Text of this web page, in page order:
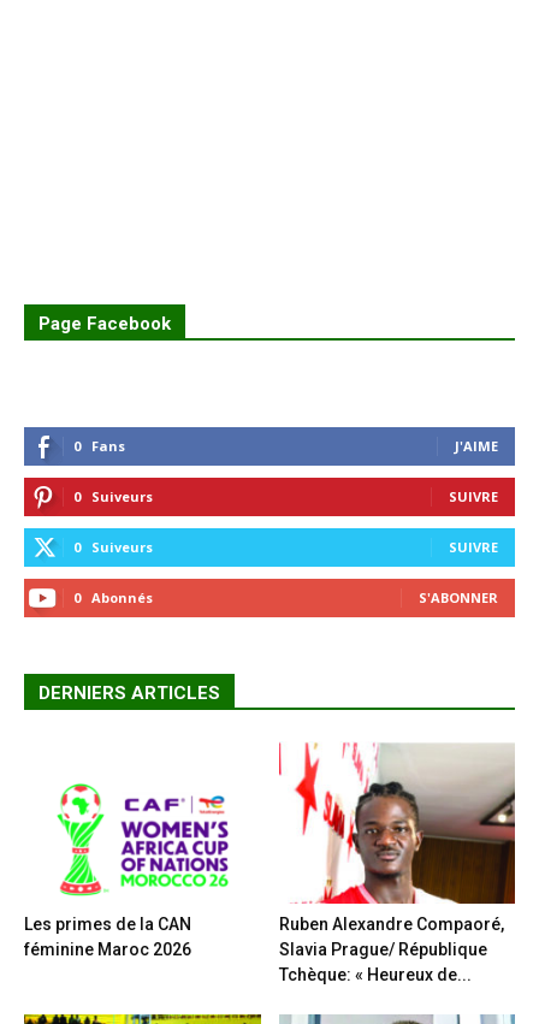
Page Facebook
0 Fans J'AIME
0 Suiveurs SUIVRE
0 Suiveurs SUIVRE
0 Abonnés S'ABONNER
DERNIERS ARTICLES
Les primes de la CAN
féminine Maroc 2026
Ruben Alexandre Compaoré,
Slavia Prague/ République
Tchèque: « Heureux de...